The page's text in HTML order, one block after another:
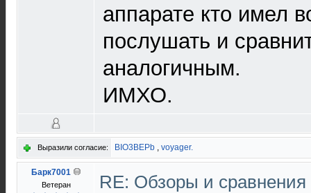
аппарате кто имел
послушать и
аналогичным.
ИМХО.
Выразили согласие: BIO3BEPb , voyager.
Барк7001
Ветеран
RE: Обзоры и